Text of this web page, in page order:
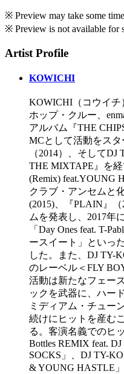
※ Preview may take some
※ Preview is not available for
Artist Profile
KOWICHI
KOWICHI（コウイチ
ホップ・クルー、
アルバム『THE
MCとして活動をスタ
（2014）、そして
THE MIXTAPE』を
(Remix) feat.YOUNG
クラブ・アンセムと
(2015)、『PLAIN』
ムを発表し、2017年
「Day Ones feat. T-
ースイート」といっ
した。また、DJ TY-
のレーベル＜FLY
活動は新たなフェー
ックを武器に、ハー
ミディアム・チュー
続けにヒットを産む
る。客演名義でのヒ
Bottles REMIX feat.
SOCKS」、DJ TY-
& YOUNG HASTLE